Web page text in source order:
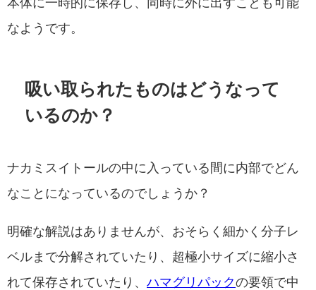
本体に一時的に保存し、同時に外に出すことも可能
なようです。
吸い取られたものはどうなって
いるのか？
ナカミスイトールの中に入っている間に内部でどん
なことになっているのでしょうか？
明確な解説はありませんが、おそらく細かく分子レ
ベルまで分解されていたり、超極小サイズに縮小さ
れて保存されていたり、 ハマグリパックの要領で中